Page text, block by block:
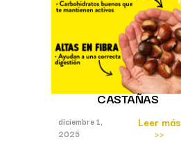
CASTAÑAS
diciembre 1,
2025
Leer más
>>